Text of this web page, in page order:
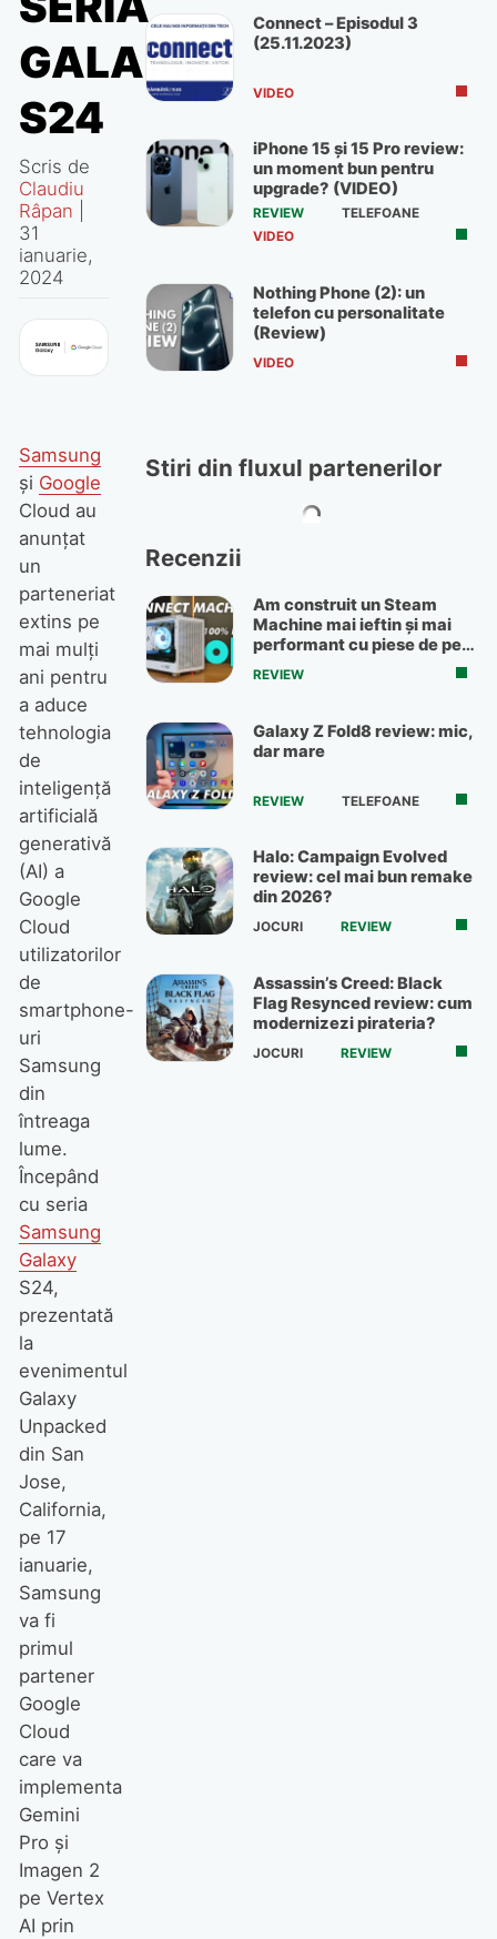
GALAXY
S24
Scris de
Claudiu
Râpan
31
ianuarie,
2024
Samsung
și Google
Cloud au
anunțat
un
parteneriat
extins pe
mai mulți
ani pentru
a aduce
tehnologia
de
inteligență
artificială
generativă
(AI) a
Google
Cloud
utilizatorilor
de
smartphone-
uri
Samsung
din
întreaga
lume.
Începând
cu seria
Samsung
Galaxy
S24,
prezentată
la
evenimentul
Galaxy
Unpacked
din San
Jose,
California,
pe 17
ianuarie,
Samsung
va fi
primul
partener
Google
Cloud
care va
implementa
Gemini
Pro și
Imagen 2
pe Vertex
AI prin
Connect – Episodul 3
(25.11.2023)
VIDEO
iPhone 15 și 15 Pro review:
un moment bun pentru
upgrade? (VIDEO)
REVIEW
TELEFOANE
VIDEO
Nothing Phone (2): un
telefon cu personalitate
(Review)
VIDEO
Stiri din fluxul partenerilor
Recenzii
Am construit un Steam
Machine mai ieftin și mai
performant cu piese de pe
OLX
REVIEW
Galaxy Z Fold8 review: mic,
dar mare
REVIEW TELEFOANE
Halo: Campaign Evolved
review: cel mai bun remake
din 2026?
JOCURI REVIEW
Assassin’s Creed: Black
Flag Resynced review: cum
modernizezi pirateria?
JOCURI REVIEW